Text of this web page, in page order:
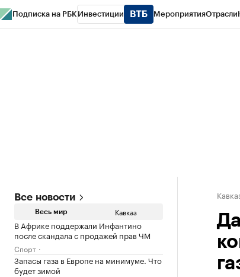
Подписка на РБК Инвестиции МероприятияОтрасли
Все новости
Весь мир Кавказ
В Африке поддержали Инфантино
после скандала с продажей прав ЧМ
Спорт
Запасы газа в Европе на минимуме. Что
будет зимой